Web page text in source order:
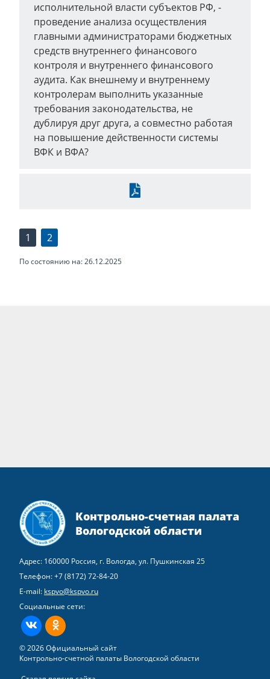
исполнительной власти субъектов РФ, -
проведение анализа осуществления
главными администраторами бюджетных
средств внутреннего финансового
контроля и внутреннего финансового
аудита. Как внешнему и внутреннему
контролерам выполнить указанные
требования законодательства, не
дублируя друг друга, а совместно работая
на повышение действенности системы
ВФК и ВФА?
Скачать
1 2
По состоянию на: 26.12.2025
Контрольно-счетная палата
Вологодской области
Адрес: 160000 Россия, г. Вологда, ул. Пушкинская 25
Телефон:+7 (8172) 72-84-20
E-mail: kspvo@kspvo.ru
Социальные сети:
ВКонтактеОдноклассники
© 2026 Официальный сайт
Контрольно-счетной палаты Вологодской области